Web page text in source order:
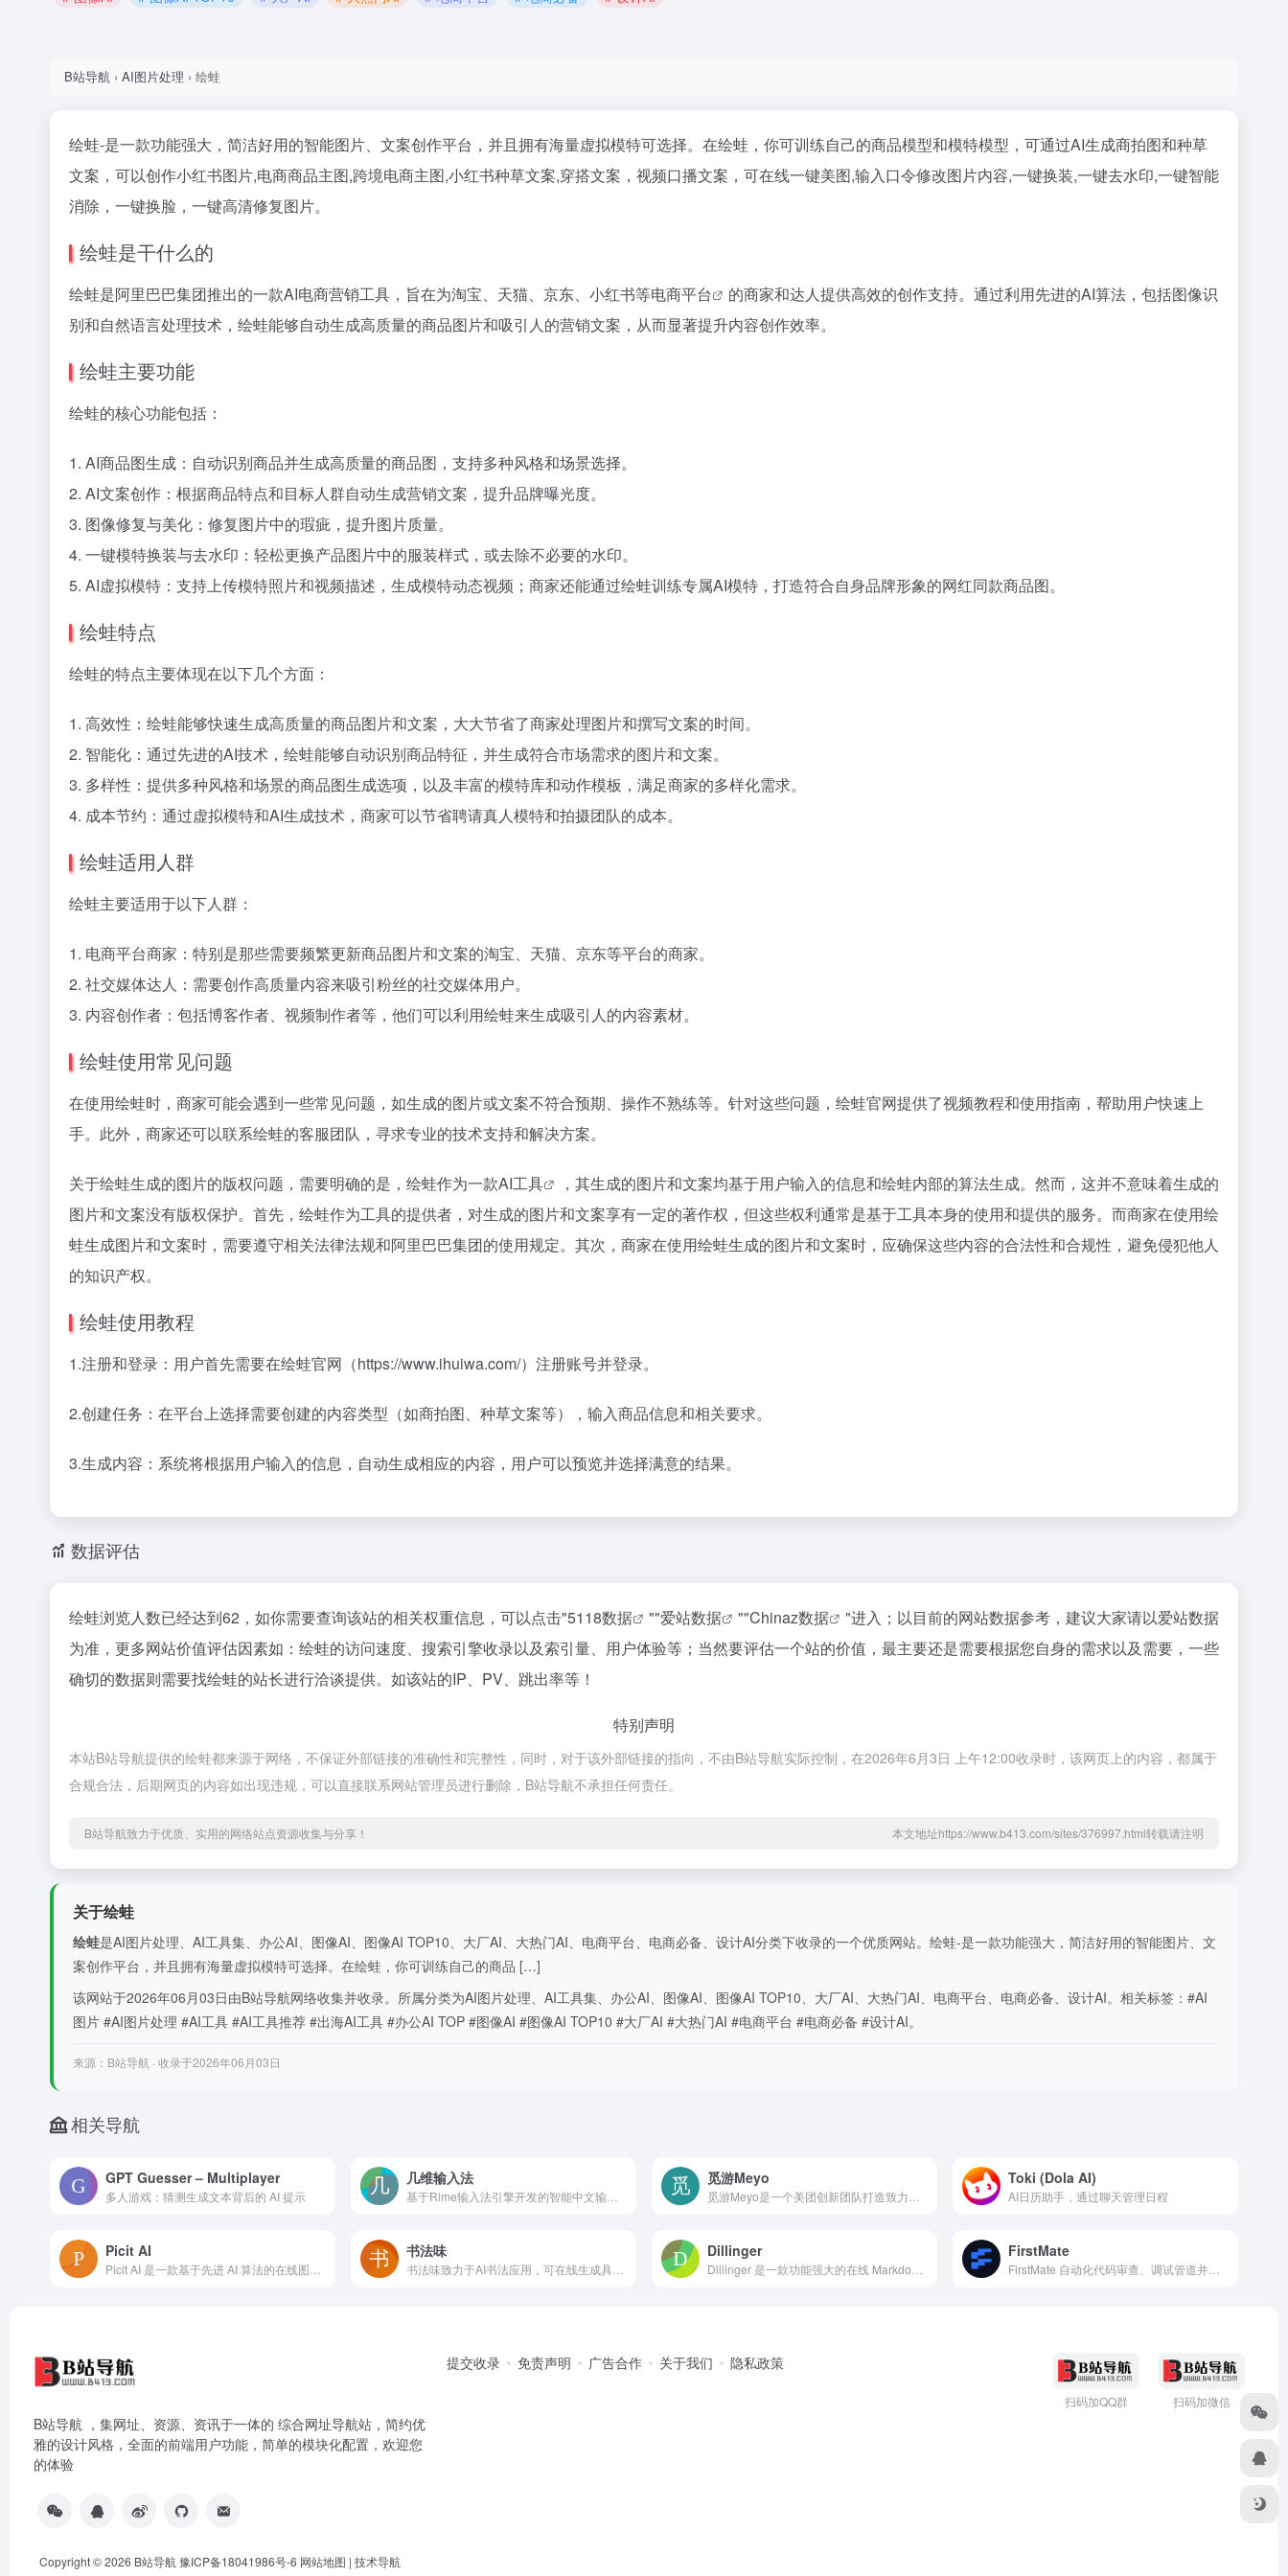
B站导航 › AI图片处理 › 绘蛙
绘蛙-是一款功能强大，简洁好用的智能图片、文案创作平台，并且拥有海量虚拟模特可选择。在绘蛙，你可训练自己的商品模型和模特模型，可通过AI生成商拍图和种草
文案，可以创作小红书图片,电商商品主图,跨境电商主图,小红书种草文案,穿搭文案，视频口播文案，可在线一键美图,输入口令修改图片内容,一键换装,一键去水印,一键智能
消除，一键换脸，一键高清修复图片。
绘蛙是干什么的
绘蛙是阿里巴巴集团推出的一款AI电商营销工具，旨在为淘宝、天猫、京东、小红书等电商平台
的商家和达人提供高效的创作支持。通过利用先进的AI算法，包括图像识
别和自然语言处理技术，绘蛙能够自动生成高质量的商品图片和吸引人的营销文案，从而显著提升内容创作效率。
绘蛙主要功能
绘蛙的核心功能包括：
1. AI商品图生成：自动识别商品并生成高质量的商品图，支持多种风格和场景选择。
2. AI文案创作：根据商品特点和目标人群自动生成营销文案，提升品牌曝光度。
3. 图像修复与美化：修复图片中的瑕疵，提升图片质量。
4. 一键模特换装与去水印：轻松更换产品图片中的服装样式，或去除不必要的水印。
5. AI虚拟模特：支持上传模特照片和视频描述，生成模特动态视频；商家还能通过绘蛙训练专属AI模特，打造符合自身品牌形象的网红同款商品图。
绘蛙特点
绘蛙的特点主要体现在以下几个方面：
1. 高效性：绘蛙能够快速生成高质量的商品图片和文案，大大节省了商家处理图片和撰写文案的时间。
2. 智能化：通过先进的AI技术，绘蛙能够自动识别商品特征，并生成符合市场需求的图片和文案。
3. 多样性：提供多种风格和场景的商品图生成选项，以及丰富的模特库和动作模板，满足商家的多样化需求。
4. 成本节约：通过虚拟模特和AI生成技术，商家可以节省聘请真人模特和拍摄团队的成本。
绘蛙适用人群
绘蛙主要适用于以下人群：
1. 电商平台商家：特别是那些需要频繁更新商品图片和文案的淘宝、天猫、京东等平台的商家。
2. 社交媒体达人：需要创作高质量内容来吸引粉丝的社交媒体用户。
3. 内容创作者：包括博客作者、视频制作者等，他们可以利用绘蛙来生成吸引人的内容素材。
绘蛙使用常见问题
在使用绘蛙时，商家可能会遇到一些常见问题，如生成的图片或文案不符合预期、操作不熟练等。针对这些问题，绘蛙官网提供了视频教程和使用指南，帮助用户快速上
手。此外，商家还可以联系绘蛙的客服团队，寻求专业的技术支持和解决方案。
关于绘蛙生成的图片的版权问题，需要明确的是，绘蛙作为一款AI工具
，其生成的图片和文案均基于用户输入的信息和绘蛙内部的算法生成。然而，这并不意味着生成的
图片和文案没有版权保护。首先，绘蛙作为工具的提供者，对生成的图片和文案享有一定的著作权，但这些权利通常是基于工具本身的使用和提供的服务。而商家在使用绘
蛙生成图片和文案时，需要遵守相关法律法规和阿里巴巴集团的使用规定。其次，商家在使用绘蛙生成的图片和文案时，应确保这些内容的合法性和合规性，避免侵犯他人
的知识产权。
绘蛙使用教程
1.注册和登录‌：用户首先需要在绘蛙官网（https://www.ihuiwa.com/）注册账号并登录‌。
2.创建任务‌：在平台上选择需要创建的内容类型（如商拍图、种草文案等），输入商品信息和相关要求‌。
3‌.生成内容‌：系统将根据用户输入的信息，自动生成相应的内容，用户可以预览并选择满意的结果‌。
数据评估
绘蛙浏览人数已经达到62，如你需要查询该站的相关权重信息，可以点击"5118数据 ""爱站数据 ""Chinaz数据
"进入；以目前的网站数据参考，建议大家请以爱站数据
为准，更多网站价值评估因素如：绘蛙的访问速度、搜索引擎收录以及索引量、用户体验等；当然要评估一个站的价值，最主要还是需要根据您自身的需求以及需要，一些
确切的数据则需要找绘蛙的站长进行洽谈提供。如该站的IP、PV、跳出率等！
特别声明
本站B站导航提供的绘蛙都来源于网络，不保证外部链接的准确性和完整性，同时，对于该外部链接的指向，不由B站导航实际控制，在2026年6月3日 上午12:00收录时，该网页上的内容，都属于
合规合法，后期网页的内容如出现违规，可以直接联系网站管理员进行删除，B站导航不承担任何责任。
B站导航致力于优质、实用的网络站点资源收集与分享！ 本文地址https://www.b413.com/sites/376997.html转载请注明
关于绘蛙
绘蛙是AI图片处理、AI工具集、办公AI、图像AI、图像AI TOP10、大厂AI、大热门AI、电商平台、电商必备、设计AI分类下收录的一个优质网站。绘蛙-是一款功能强大，简洁好用的智能图片、文
案创作平台，并且拥有海量虚拟模特可选择。在绘蛙，你可训练自己的商品 […]
该网站于2026年06月03日由B站导航网络收集并收录。所属分类为AI图片处理、AI工具集、办公AI、图像AI、图像AI TOP10、大厂AI、大热门AI、电商平台、电商必备、设计AI。相关标签：#AI
图片 #AI图片处理 #AI工具 #AI工具推荐 #出海AI工具 #办公AI TOP #图像AI #图像AI TOP10 #大厂AI #大热门AI #电商平台 #电商必备 #设计AI。
来源：B站导航 · 收录于2026年06月03日
相关导航
GPT Guesser – Multiplayer
多人游戏：猜测生成文本背后的 AI 提示
几维输入法 觅游Meyo Toki (Dola AI)
AI日历助手，通过聊天管理日程
Picit AI 书法味 Dillinger FirstMate
B站导航 ，集网址、资源、资讯于一体的 综合网址导航站，简约优
雅的设计风格，全面的前端用户功能，简单的模块化配置，欢迎您
的体验
提交收录 免责声明 广告合作 关于我们 隐私政策
扫码加QQ群 扫码加微信
Copyright © 2026 B站导航豫ICP备18041986号-6 网站地图 | 技术导航